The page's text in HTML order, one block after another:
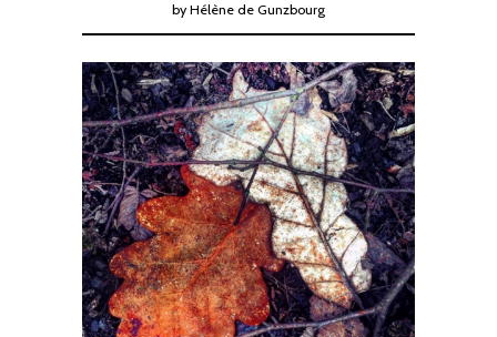
by Hélène de Gunzbourg